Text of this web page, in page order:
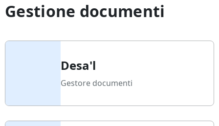
Gestione documenti
Desa'l
Gestore documenti